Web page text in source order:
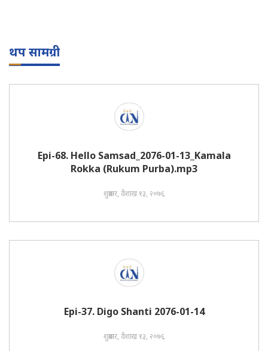
थप सामग्री
Epi-68. Hello Samsad_2076-01-13_Kamala
Rokka (Rukum Purba).mp3
शुक्रबार, वैशाख १३, २०७६
Epi-37. Digo Shanti 2076-01-14
शुक्रबार, वैशाख १३, २०७६